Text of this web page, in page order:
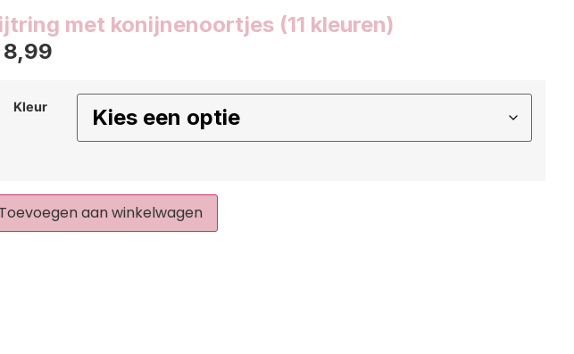
met konijnenoortjes (11 kleuren)
8,99
Kleur
Toevoegen aan winkelwagen